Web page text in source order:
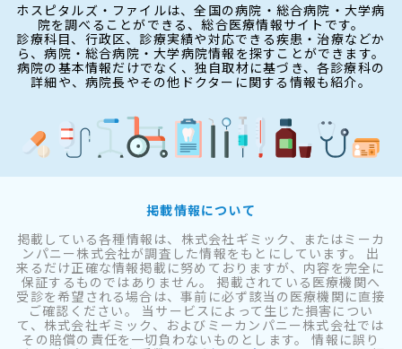
ホスピタルズ・ファイルは、全国の病院・総合病院・大学病
院を調べることができる、総合医療情報サイトです。
診療科目、行政区、診療実績や対応できる疾患・治療などか
ら、病院・総合病院・大学病院情報を探すことができます。
病院の基本情報だけでなく、独自取材に基づき、各診療科の
詳細や、病院長やその他ドクターに関する情報も紹介。
掲載情報について
掲載している各種情報は、株式会社ギミック、またはミーカ
ンパニー株式会社が調査した情報をもとにしています。 出
来るだけ正確な情報掲載に努めておりますが、内容を完全に
保証するものではありません。 掲載されている医療機関へ
受診を希望される場合は、事前に必ず該当の医療機関に直接
ご確認ください。 当サービスによって生じた損害につい
て、株式会社ギミック、およびミーカンパニー株式会社では
その賠償の責任を一切負わないものとします。 情報に誤り